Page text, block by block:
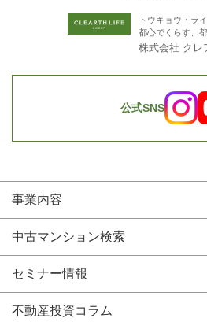
トウキョウ・ラ
都心でくらす、都
株式会社 クレ
公式SNS
事業内容
中古マンション検索
セミナー情報
不動産投資コラム